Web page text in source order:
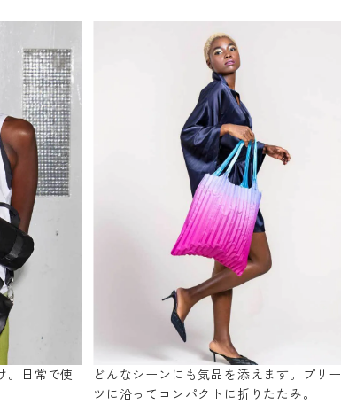
。日常で使
どんなシーンにも気品を添えます。プリー
ツに沿ってコンパクトに折りたたみ。